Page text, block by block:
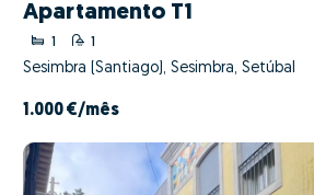
Apartamento T1
1 1
Sesimbra (Santiago), Sesimbra, Setúbal
1.000 €/mês